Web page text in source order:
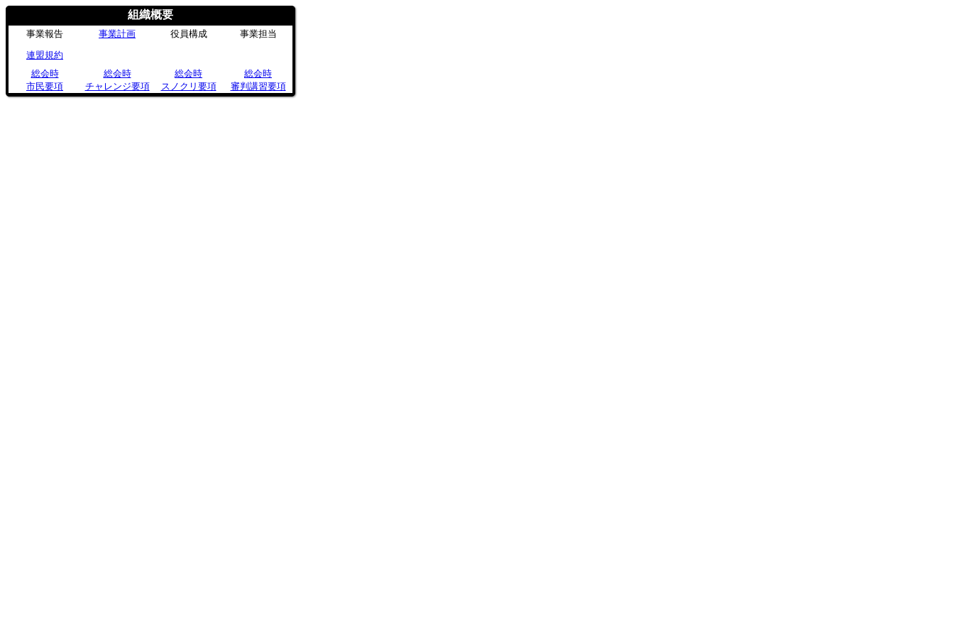
組織概要
事業報告 事業計画 役員構成
事業担当
連盟規約
総会時
市民要項
総会時
チャレンジ要項
総会時
スノクリ要項
総会時
審判講習要項